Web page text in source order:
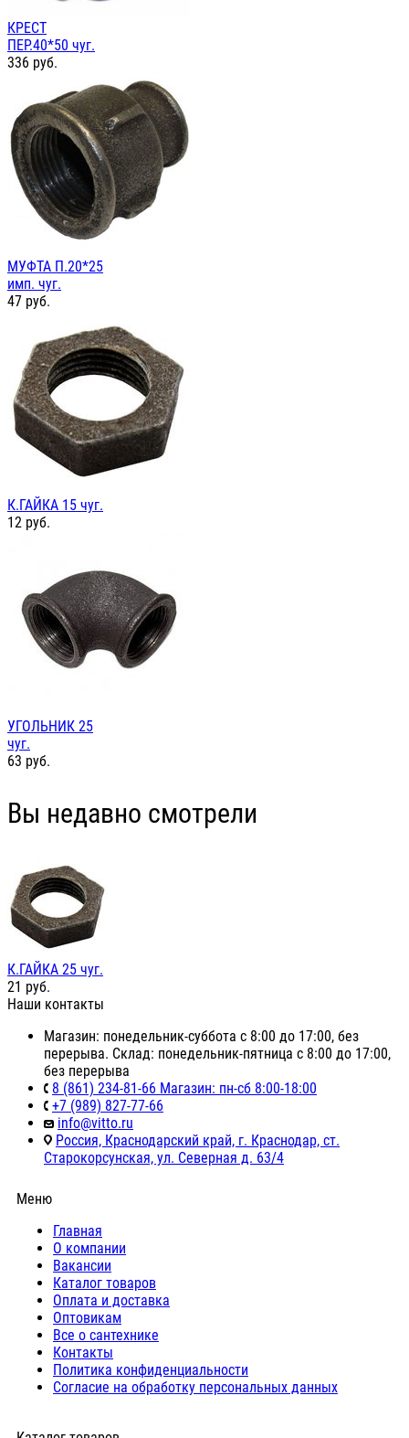
КРЕСТ
ПЕР.40*50 чуг.
336 руб.
МУФТА П.20*25
имп. чуг.
47 руб.
К.ГАЙКА 15 чуг.
12 руб.
УГОЛЬНИК 25
чуг.
63 руб.
Вы недавно смотрели
К.ГАЙКА 25 чуг.
21 руб.
Наши контакты
Магазин: понедельник-суббота с 8:00 до 17:00, без
перерыва. Склад: понедельник-пятница с 8:00 до 17:00,
без перерыва
8 (861) 234-81-66 Магазин: пн-сб 8:00-18:00
+7 (989) 827-77-66
info@vitto.ru
Россия, Краснодарский край, г. Краснодар, ст.
Старокорсунская, ул. Северная д. 63/4
Меню
Главная
О компании
Вакансии
Каталог товаров
Оплата и доставка
Оптовикам
Все о сантехнике
Контакты
Политика конфиденциальности
Согласие на обработку персональных данных